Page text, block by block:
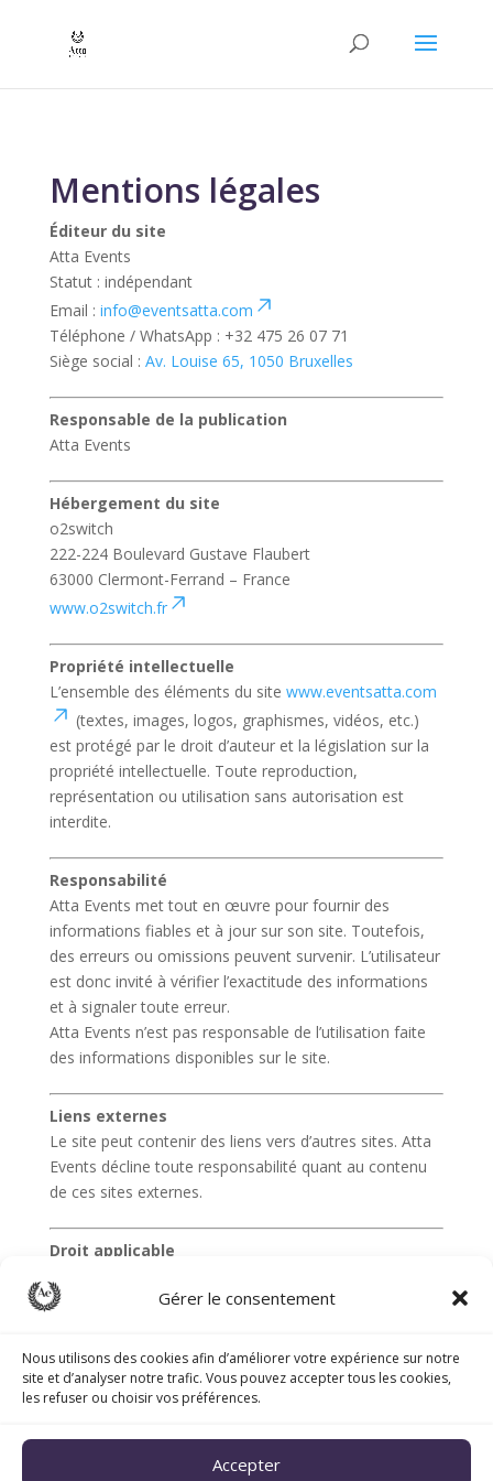
Gérer le consentement
Nous utilisons des cookies afin d’améliorer votre expérience sur notre
site et d’analyser notre trafic. Vous pouvez accepter tous les cookies,
les refuser ou choisir vos préférences.
Accepter
Mentions légales
Éditeur du site
Atta Events
Statut : indépendant
Email : info@eventsatta.com
Téléphone / WhatsApp : +32 475 26 07 71
Siège social : Av. Louise 65, 1050 Bruxelles
Responsable de la publication
Atta Events
Hébergement du site
o2switch
222-224 Boulevard Gustave Flaubert
63000 Clermont-Ferrand – France
www.o2switch.fr
Propriété intellectuelle
L’ensemble des éléments du site www.eventsatta.com
(textes, images, logos, graphismes, vidéos, etc.)
est protégé par le droit d’auteur et la législation sur la
propriété intellectuelle. Toute reproduction,
représentation ou utilisation sans autorisation est
interdite.
Responsabilité
Atta Events met tout en œuvre pour fournir des
informations fiables et à jour sur son site. Toutefois,
des erreurs ou omissions peuvent survenir. L’utilisateur
est donc invité à vérifier l’exactitude des informations
et à signaler toute erreur.
Atta Events n’est pas responsable de l’utilisation faite
des informations disponibles sur le site.
Liens externes
Le site peut contenir des liens vers d’autres sites. Atta
Events décline toute responsabilité quant au contenu
de ces sites externes.
Droit applicable
sera soumis aux juridictions compétentes de Belgique.